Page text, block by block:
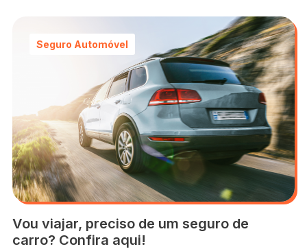
representam mais de 70% dos atos criminosos no
Brasil, segundo a Secretaria Nacional de Segurança
Pública. Os dados ainda apontam que os locais com
Seguro Automóvel
Vou viajar, preciso de um seguro de
carro? Confira aqui!